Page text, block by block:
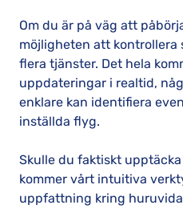
Om du är på väg att
möjligheten att kontrollera
flera tjänster. Det hela
uppdateringar i realtid,
enklare kan identifiera
inställda flyg.
Skulle du faktiskt
kommer vårt intuitiva
uppfattning kring